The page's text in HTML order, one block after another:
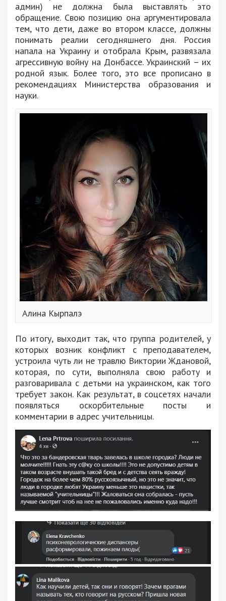
админ) не должна была выставлять это
обращение. Свою позицию она аргументировала
тем, что дети, даже во втором классе, должны
понимать реалии сегодняшнего дня. Россия
напала на Украину и отобрала Крым, развязала
агрессивную войну на Донбассе. Украинский – их
родной язык. Более того, это все прописано в
рекомендациях Министерства образования и
науки.
Алина Кырпалэ
По итогу, выходит так, что группа родителей, у
которых возник конфликт с преподавателем,
устроила чуть ли не травлю Виктории Ждановой,
которая, по сути, выполняла свою работу и
разговаривала с детьми на украинском, как того
требует закон. Как результат, в соцсетях начали
появляться оскорбительные посты и
комментарии в адрес учительницы.